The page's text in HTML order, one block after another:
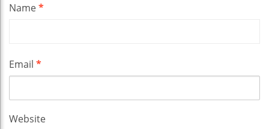
Name*
Email *
Website